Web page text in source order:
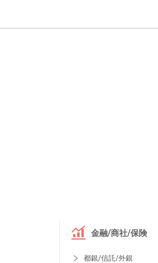
金融/商社/保険
都銀/信託/外銀